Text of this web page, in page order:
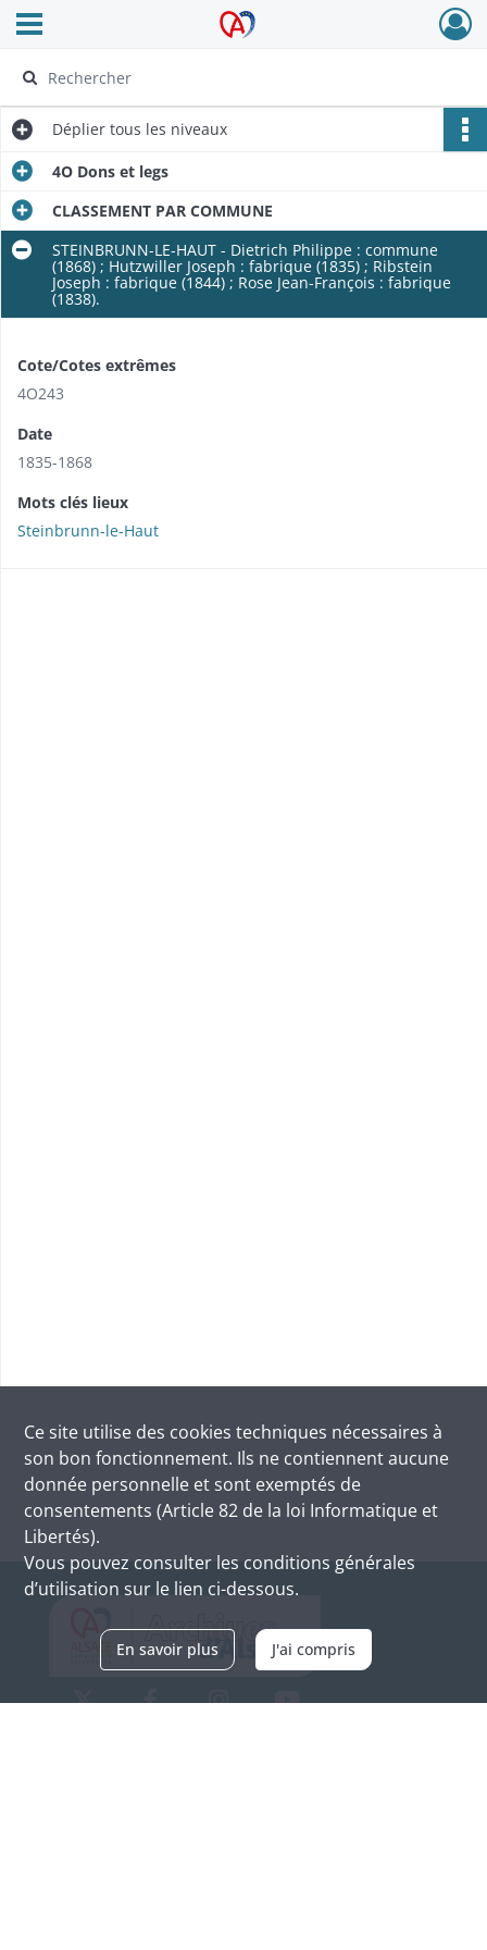
Archives Alsace - Colmar
Ouvrir le menu déroulant
Déplier tous les niveaux
4O Dons et legs
CLASSEMENT PAR COMMUNE
STEINBRUNN-LE-HAUT - Dietrich Philippe : commune
(1868) ; Hutzwiller Joseph : fabrique (1835) ; Ribstein
Joseph : fabrique (1844) ; Rose Jean-François : fabrique
(1838).
Cote/Cotes extrêmes
4O243
Date
1835-1868
Mots clés lieux
Steinbrunn-le-Haut
Ce site utilise des cookies techniques nécessaires à
son bon fonctionnement. Ils ne contiennent aucune
donnée personnelle et sont exemptés de
consentements (Article 82 de la loi Informatique et
Libertés).
Vous pouvez consulter les conditions générales
d’utilisation sur le lien ci-dessous.
En savoir plus J'ai compris